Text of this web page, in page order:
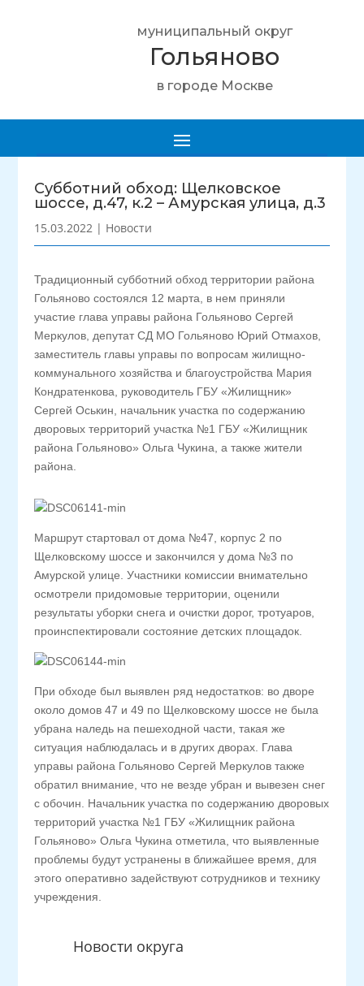
муниципальный округ
Гольяново
в городе Москве
Новости округа
Субботний обход: Щелковское
шоссе, д.47, к.2 – Амурская улица, д.3
15.03.2022 | Новости
Традиционный субботний обход территории района
Гольяново состоялся 12 марта, в нем приняли
участие глава управы района Гольяново Сергей
Меркулов, депутат СД МО Гольяново Юрий Отмахов,
заместитель главы управы по вопросам жилищно-
коммунального хозяйства и благоустройства Мария
Кондратенкова, руководитель ГБУ «Жилищник»
Сергей Оськин, начальник участка по содержанию
дворовых территорий участка №1 ГБУ «Жилищник
района Гольяново» Ольга Чукина, а также жители
района.
Маршрут стартовал от дома №47, корпус 2 по
Щелковскому шоссе и закончился у дома №3 по
Амурской улице. Участники комиссии внимательно
осмотрели придомовые территории, оценили
результаты уборки снега и очистки дорог, тротуаров,
проинспектировали состояние детских площадок.
При обходе был выявлен ряд недостатков: во дворе
около домов 47 и 49 по Щелковскому шоссе не была
убрана наледь на пешеходной части, такая же
ситуация наблюдалась и в других дворах. Глава
управы района Гольяново Сергей Меркулов также
обратил внимание, что не везде убран и вывезен снег
с обочин. Начальник участка по содержанию дворовых
территорий участка №1 ГБУ «Жилищник района
Гольяново» Ольга Чукина отметила, что выявленные
проблемы будут устранены в ближайшее время, для
этого оперативно задействуют сотрудников и технику
учреждения.